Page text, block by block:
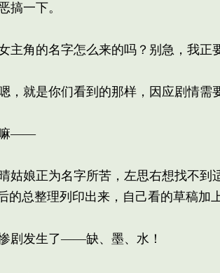
搞一下。
主角的名字怎么来的吗？别急，我正
就是你们看到的那样，因应剧情需
嘛——
姑娘正为名字所苦，左思右想找不到
的总整理列印出来，自己看的草稿加
剧发生了——缺、墨、水！